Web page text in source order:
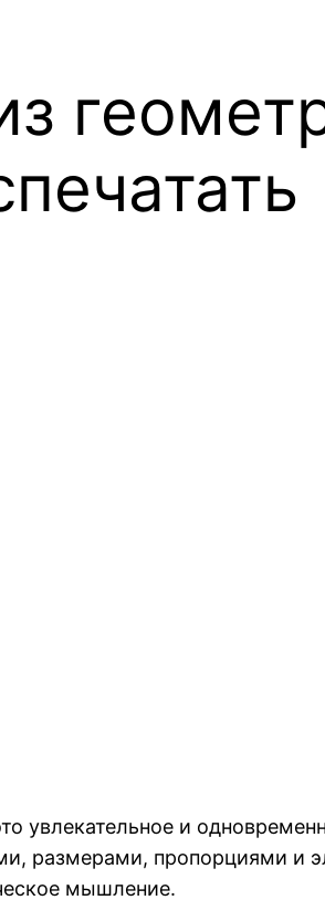
увлекательное и
размерами, пропорциями и
мышление.